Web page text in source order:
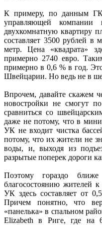
К примеру, по данным ГК
управляющей
двухкомнатную квартиру
составляет 3500 рублей в
метр. Цена «квадрата»
примерно 2740 евро.
примерно в 0,6 % в год.
Швейцарии. Но ведь не в
Впрочем, давайте скажем
новостройки не смогут
сравниться со
даже не потому, что в
УК не входит чистка
потому, что их жители не
воды, и, выходя из
разрытые поперек дороги
Поэтому гораздо
благосостоянию жителей
УК здесь составляет от
Причем понятно, что
«панелька» в спальном
Elizabeth в Риге, где на